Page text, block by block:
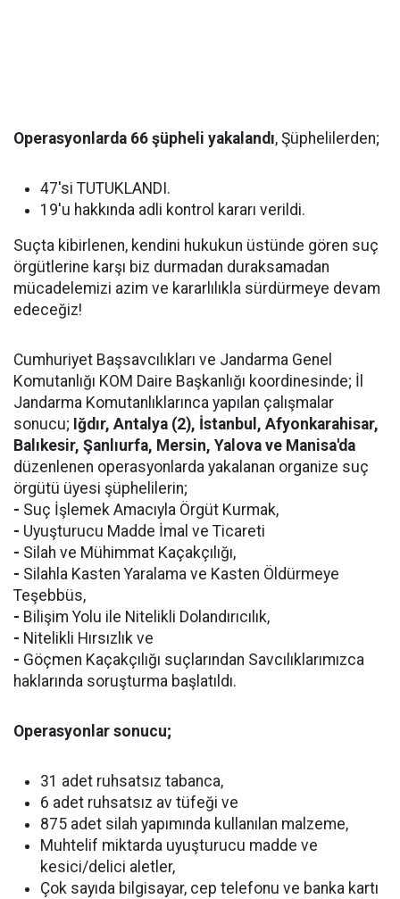
Operasyonlarda 66 şüpheli yakalandı, Şüphelilerden;
47'si TUTUKLANDI.
19'u hakkında adli kontrol kararı verildi.
Suçta kibirlenen, kendini hukukun üstünde gören suç
örgütlerine karşı biz durmadan duraksamadan
mücadelemizi azim ve kararlılıkla sürdürmeye devam
edeceğiz!
Cumhuriyet Başsavcılıkları ve Jandarma Genel
Komutanlığı KOM Daire Başkanlığı koordinesinde; İl
Jandarma Komutanlıklarınca yapılan çalışmalar
sonucu; Iğdır, Antalya (2), İstanbul, Afyonkarahisar,
Balıkesir, Şanlıurfa, Mersin, Yalova ve Manisa'da
düzenlenen operasyonlarda yakalanan organize suç
örgütü üyesi şüphelilerin;
- Suç İşlemek Amacıyla Örgüt Kurmak,
- Uyuşturucu Madde İmal ve Ticareti
- Silah ve Mühimmat Kaçakçılığı,
- Silahla Kasten Yaralama ve Kasten Öldürmeye
Teşebbüs,
- Bilişim Yolu ile Nitelikli Dolandırıcılık,
- Nitelikli Hırsızlık ve
- Göçmen Kaçakçılığı suçlarından Savcılıklarımızca
haklarında soruşturma başlatıldı.
Operasyonlar sonucu;
31 adet ruhsatsız tabanca,
6 adet ruhsatsız av tüfeği ve
875 adet silah yapımında kullanılan malzeme,
Muhtelif miktarda uyuşturucu madde ve
kesici/delici aletler,
Çok sayıda bilgisayar, cep telefonu ve banka kartı